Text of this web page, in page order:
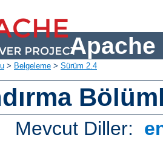
Apache
> Belgeleme > Sürüm 2.4
Mevcut Diller: